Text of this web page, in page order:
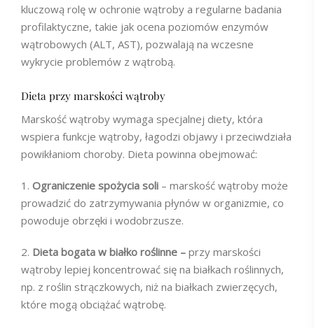
kluczową rolę w ochronie wątroby a regularne badania
profilaktyczne, takie jak ocena poziomów enzymów
wątrobowych (ALT, AST), pozwalają na wczesne
wykrycie problemów z wątrobą.
Dieta przy marskości wątroby
Marskość wątroby wymaga specjalnej diety, która
wspiera funkcje wątroby, łagodzi objawy i przeciwdziała
powikłaniom choroby. Dieta powinna obejmować:
1. Ograniczenie spożycia soli – marskość wątroby może
prowadzić do zatrzymywania płynów w organizmie, co
powoduje obrzęki i wodobrzusze.
2. Dieta bogata w białko roślinne – przy marskości
wątroby lepiej koncentrować się na białkach roślinnych,
np. z roślin strączkowych, niż na białkach zwierzęcych,
które mogą obciążać wątrobę.